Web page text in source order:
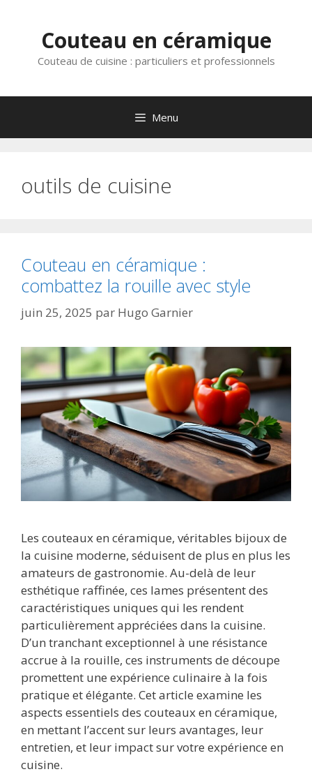
contenuCouteau en céramique
Couteau de cuisine : particuliers et professionnels
Menu
outils de cuisine
Couteau en céramique :
combattez la rouille avec style
juin 25, 2025 par Hugo Garnier
Les couteaux en céramique, véritables bijoux de
la cuisine moderne, séduisent de plus en plus les
amateurs de gastronomie. Au-delà de leur
esthétique raffinée, ces lames présentent des
caractéristiques uniques qui les rendent
particulièrement appréciées dans la cuisine.
D’un tranchant exceptionnel à une résistance
accrue à la rouille, ces instruments de découpe
promettent une expérience culinaire à la fois
pratique et élégante. Cet article examine les
aspects essentiels des couteaux en céramique,
en mettant l’accent sur leurs avantages, leur
entretien, et leur impact sur votre expérience en
cuisine.